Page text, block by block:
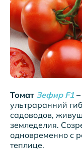
Томат Зефир F1
ультраранний
садоводов,
земледелия.
одновременно с
теплице.